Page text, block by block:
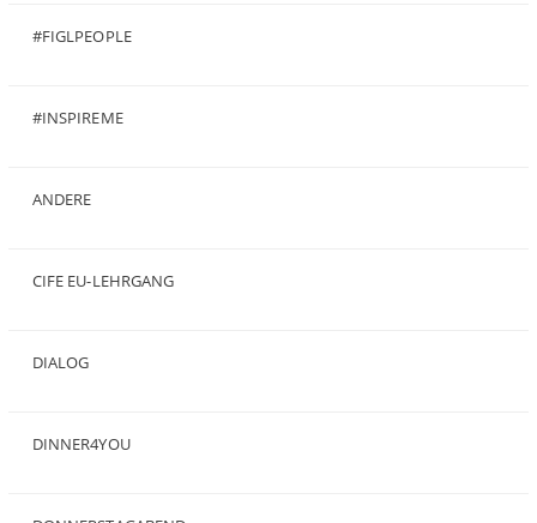
#FIGLPEOPLE
#INSPIREME
ANDERE
CIFE EU-LEHRGANG
DIALOG
DINNER4YOU